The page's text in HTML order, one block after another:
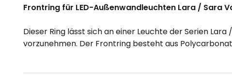
Frontring für LED-Außenwandleuchten Lara / Sara
Dieser Ring lässt sich an einer Leuchte der Serien
vorzunehmen. Der Frontring besteht aus